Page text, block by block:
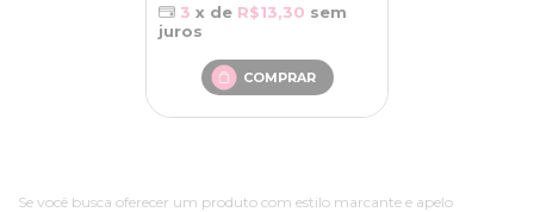
3 x de R$13,30 sem
juros
Se você busca oferecer um produto com estilo marcante e apelo